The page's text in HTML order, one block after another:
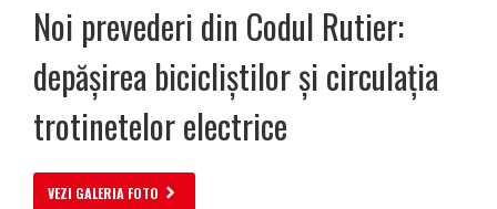
Noi prevederi din Codul Rutier:
depășirea bicicliștilor și circulația
trotinetelor electrice
VEZI GALERIA FOTO